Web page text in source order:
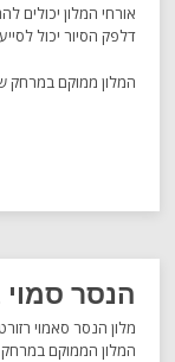
אורחי המלון יכולים
דלפק הסיור יכול
המלון ממוקם במרחק של כ-10 דקות נסיעה מנמל התעופה
הנסר סמוי Hansar Samui
מלון הנסר סאמוי
המלון הממוקם במרחק של פחות מ-500